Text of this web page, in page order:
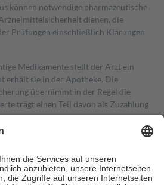
können notwendige pharmazeutische
dienen, die
Prüfungen einschließlich Klärungen
Medikamente stellt der Arzt ein
erhält sie in der Apotheke. Die
übernimmt in der Regel die
trägt einen Teil davon als Zuzahlung
Zuzahlungen in Höhe von zehn
jedoch nie mehr als die tatsächlichen
auch für Online-Apotheken.